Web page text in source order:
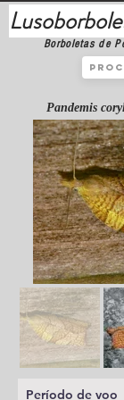
Borboletas de
Pandemis
Período de voo